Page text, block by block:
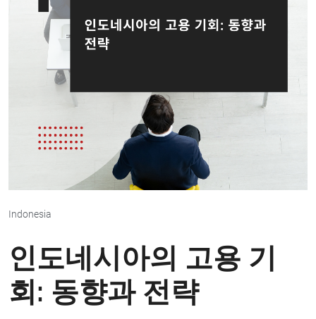
Indonesia
인도네시아의 고용 기
회: 동향과 전략